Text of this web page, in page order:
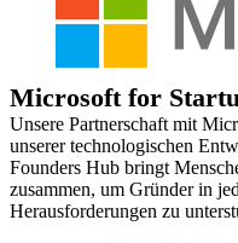
Microsoft for
Unsere Partnerschaft mit
unserer technologischen
Founders Hub bringt
zusammen, um Gründer in
Herausforderungen zu